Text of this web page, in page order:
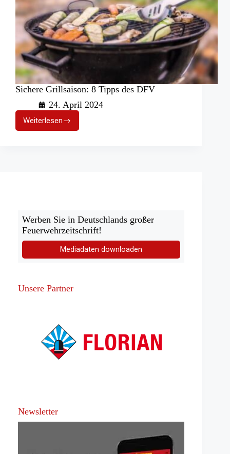
Sichere Grillsaison: 8 Tipps des DFV
24. April 2024
Weiterlesen
Sichere
Grillsaison:
Werben Sie in Deutschlands großer
Feuerwehrzeitschrift!
Mediadaten downloaden
Unsere Partner
Newsletter